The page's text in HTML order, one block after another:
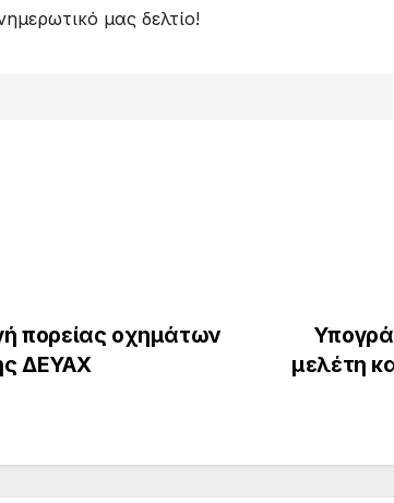
μας δελτίο!
μελέτη
πορείας οχημάτων
ΔΕΥΑΧ